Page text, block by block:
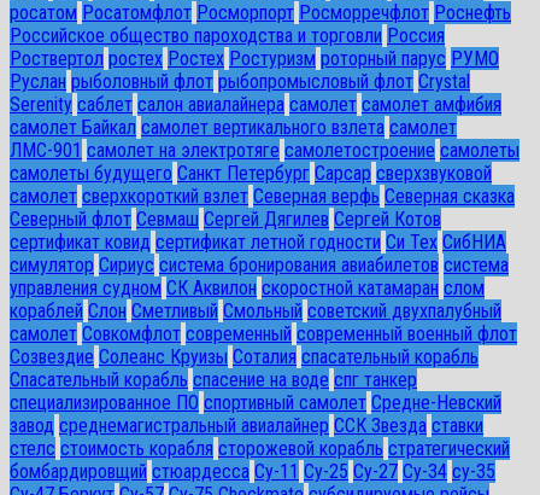
росатом Росатомфлот Росморпорт Росморречфлот Роснефть
Российское общество пароходства и торговли Россия
Роствертол ростех Ростех Ростуризм роторный парус РУМО
Руслан рыболовный флот рыбопромысловый флот Сrystal
Serenity саблет салон авиалайнера самолет самолет амфибия
самолет Байкал самолет вертикального взлета самолет
ЛМС-901 самолет на электротяге самолетостроение самолеты
самолеты будущего Санкт Петербург Сарсар сверхзвуковой
самолет сверхкороткий взлет Северная верфь Северная сказка
Северный флот Севмаш Сергей Дягилев Сергей Котов
сертификат ковид сертификат летной годности Си Тех СибНИА
симулятор Сириус система бронирования авиабилетов система
управления судном СК Аквилон скоростной катамаран слом
кораблей Слон Сметливый Смольный советский двухпалубный
самолет Совкомфлот современный современный военный флот
Созвездие Солеанс Круизы Соталия спасательный корабль
Спасательный корабль спасение на воде спг танкер
специализированное ПО спортивный самолет Средне-Невский
завод среднемагистральный авиалайнер ССК Звезда ставки
стелс стоимость корабля сторожевой корабль стратегический
бомбардировщий стюардесса Су-11 Су-25 Су-27 Су-34 су-35